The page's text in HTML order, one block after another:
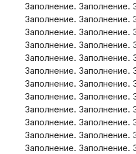
Заполнение. Заполнение.
Заполнение. Заполнение.
Заполнение. Заполнение.
Заполнение. Заполнение.
Заполнение. Заполнение.
Заполнение. Заполнение.
Заполнение. Заполнение.
Заполнение. Заполнение.
Заполнение. Заполнение.
Заполнение. Заполнение.
Заполнение. Заполнение.
Заполнение. Заполнение.